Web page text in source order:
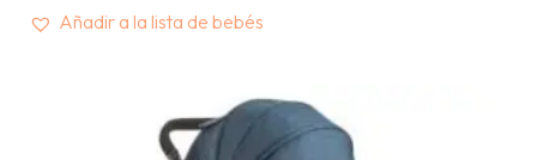
Añadir a la lista de bebés